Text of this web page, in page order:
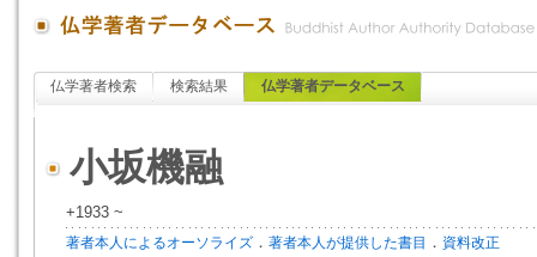
仏学著者検索 検索結果 仏学著者データベース
小坂機融
+1933 ~
著者本人によるオーソライズ ． 著者本人が提供した書目 ． 資料改正